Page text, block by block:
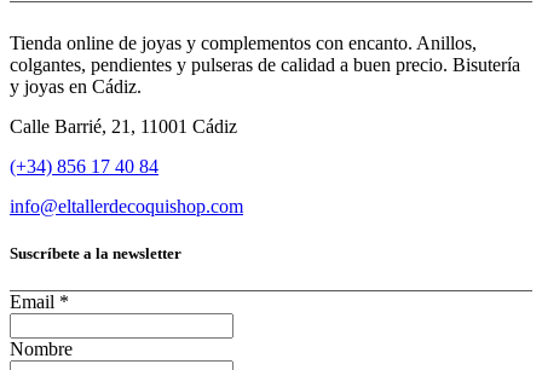
Tienda online de joyas y complementos con encanto. Anillos,
colgantes, pendientes y pulseras de calidad a buen precio. Bisutería
y joyas en Cádiz.
Calle Barrié, 21, 11001 Cádiz
(+34) 856 17 40 84
info@eltallerdecoquishop.com
Suscríbete a la newsletter
Email *
Nombre